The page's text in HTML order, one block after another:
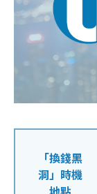
「換錢黑
洞」時機